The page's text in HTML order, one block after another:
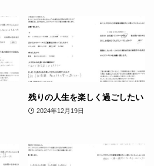
残りの人生を楽しく過ごしたい
2024年12月19日